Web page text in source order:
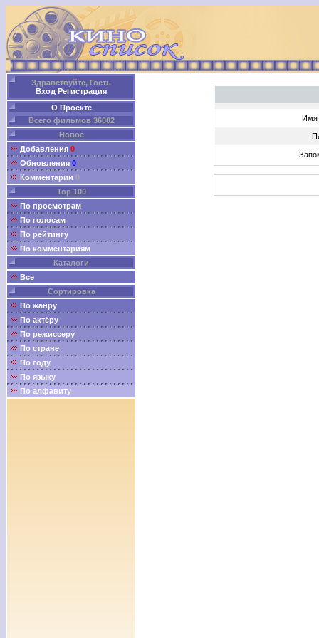
Здравствуйте, Гость
Вход Регистрация
О Проекте
Всего фильмов 36002
Новое
Добавления 0
Обновления 0
Комментарии 0
Top 100
По просмотрам
По голосам
По рейтингу
По комментариям
Каталоги
Все
Сортировка
По жанру
По актёру
По режиссеру
По стране
По году
По языку
По алфавиту
Имя